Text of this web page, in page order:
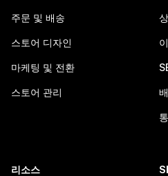
주문 및 배송
스토어 디자인
마케팅 및 전환
스토어 관리
리소스